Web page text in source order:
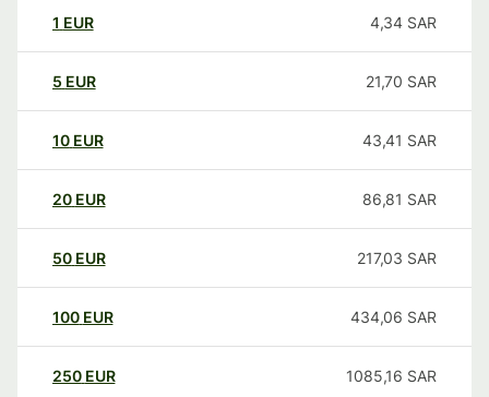
1 EUR 4,34 SAR
5 EUR 21,70 SAR
10 EUR 43,41 SAR
20 EUR 86,81 SAR
50 EUR 217,03 SAR
100 EUR 434,06 SAR
250 EUR 1085,16 SAR